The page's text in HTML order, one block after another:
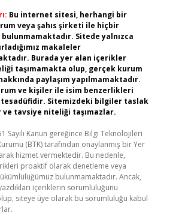
Bu internet sitesi, herhangi bir
veya şahıs şirketi ile hiçbir
bulunmamaktadır. Sitede yalnızca
makaleler
Burada yer alan içerikler
taşımamakta olup, gerçek kurum
paylaşım yapılmamaktadır.
ve kişiler ile isim benzerlikleri
Sitemizdeki bilgiler taslak
tavsiye niteliği taşımazlar.
Sayılı Kanun gereğince Bilgi Teknolojileri
(BTK) tarafından onaylanmış bir Yer
hizmet vermektedir. Bu nedenle,
proaktif olarak denetleme veya
bulunmamaktadır. Ancak,
içeriklerin sorumluluğunu
siteye üye olarak bu sorumluluğu kabul